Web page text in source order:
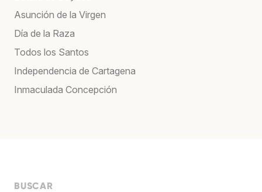
Asunción de la Virgen
Día de la Raza
Todos los Santos
Independencia de Cartagena
Inmaculada Concepción
BUSCAR